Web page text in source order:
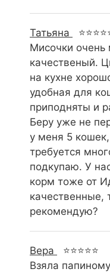
Татьяна
Мисочки очень
качественый.
на кухне
удобная для
приподняты и
Беру уже не
у меня 5
требуется
подкупаю. У
корм тоже от
качественные,
рекомендую?
Вера
⭐⭐⭐⭐⭐
Взяла